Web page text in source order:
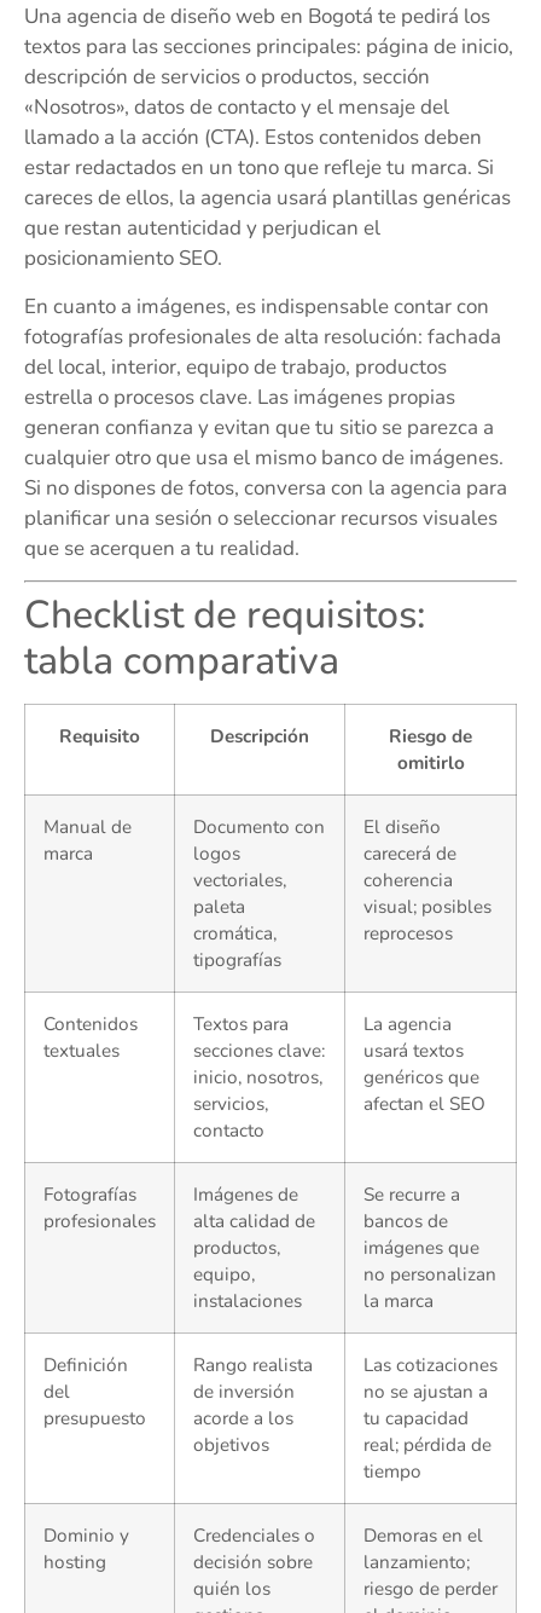
Una agencia de diseño web en Bogotá te pedirá los
textos para las secciones principales: página de inicio,
descripción de servicios o productos, sección
«Nosotros», datos de contacto y el mensaje del
llamado a la acción (CTA). Estos contenidos deben
estar redactados en un tono que refleje tu marca. Si
careces de ellos, la agencia usará plantillas genéricas
que restan autenticidad y perjudican el
posicionamiento SEO.
En cuanto a imágenes, es indispensable contar con
fotografías profesionales de alta resolución: fachada
del local, interior, equipo de trabajo, productos
estrella o procesos clave. Las imágenes propias
generan confianza y evitan que tu sitio se parezca a
cualquier otro que usa el mismo banco de imágenes.
Si no dispones de fotos, conversa con la agencia para
planificar una sesión o seleccionar recursos visuales
que se acerquen a tu realidad.
Checklist de requisitos:
tabla comparativa
Requisito Descripción
Riesgo de
omitirlo
Manual de
marca
Documento con
logos
vectoriales,
paleta
cromática,
tipografías
El diseño
carecerá de
coherencia
visual; posibles
reprocesos
Contenidos
textuales
Textos para
secciones clave:
inicio, nosotros,
servicios,
contacto
La agencia
usará textos
genéricos que
afectan el SEO
Fotografías
profesionales
Imágenes de
alta calidad de
productos,
equipo,
instalaciones
Se recurre a
bancos de
imágenes que
no personalizan
la marca
Definición
del
presupuesto
Rango realista
de inversión
acorde a los
objetivos
Las cotizaciones
no se ajustan a
tu capacidad
real; pérdida de
tiempo
Dominio y
hosting
Credenciales o
decisión sobre
quién los
Demoras en el
lanzamiento;
riesgo de perder